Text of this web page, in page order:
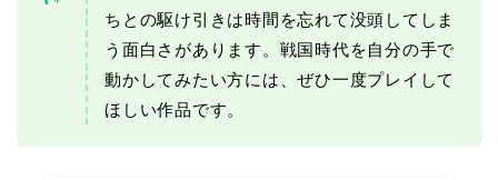
ちとの駆け引きは時間を忘れて没頭してしま
う面白さがあります。戦国時代を自分の手で
動かしてみたい方には、ぜひ一度プレイして
ほしい作品です。